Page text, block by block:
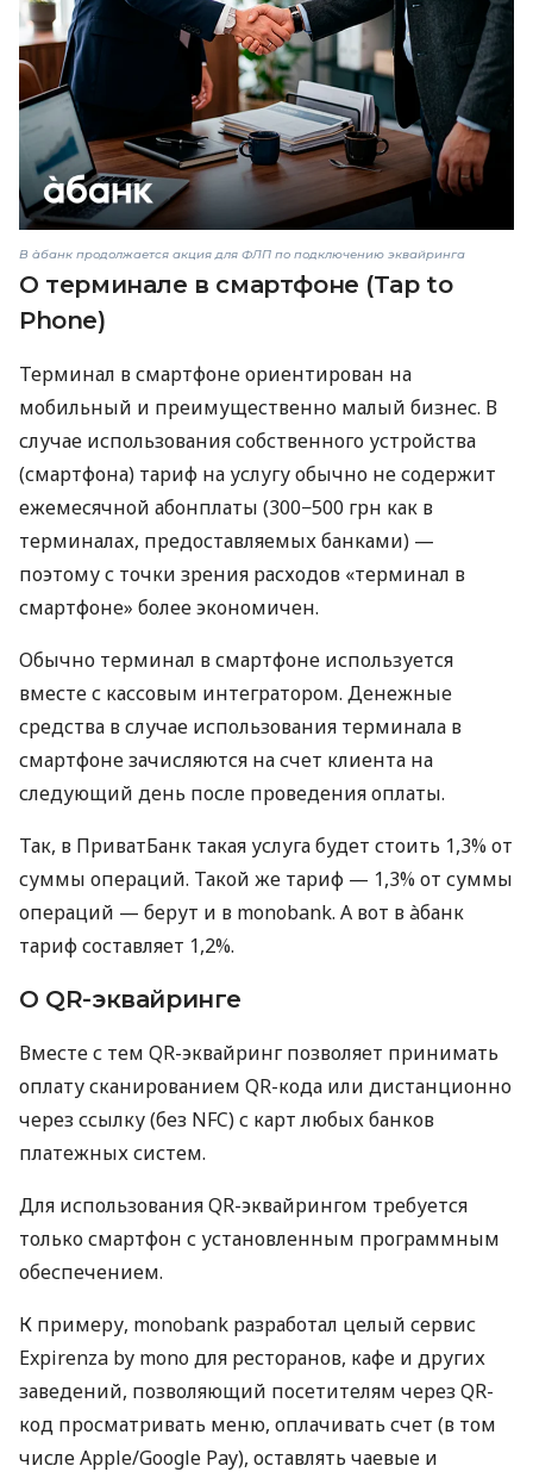
В àбанк продолжается акция для ФЛП по подключению эквайринга
О терминале в смартфоне (Tap to
Phone)
Терминал в смартфоне ориентирован на
мобильный и преимущественно малый бизнес. В
случае использования собственного устройства
(смартфона) тариф на услугу обычно не содержит
ежемесячной абонплаты (300−500 грн как в
терминалах, предоставляемых банками) —
поэтому с точки зрения расходов «терминал в
смартфоне» более экономичен.
Обычно терминал в смартфоне используется
вместе с кассовым интегратором. Денежные
средства в случае использования терминала в
смартфоне зачисляются на счет клиента на
следующий день после проведения оплаты.
Так, в ПриватБанк такая услуга будет стоить 1,3% от
суммы операций. Такой же тариф — 1,3% от суммы
операций — берут и в monobank. А вот в àбанк
тариф составляет 1,2%.
О QR-эквайринге
Вместе с тем QR-эквайринг позволяет принимать
оплату сканированием QR-кода или дистанционно
через ссылку (без NFC) с карт любых банков
платежных систем.
Для использования QR-эквайрингом требуется
только смартфон с установленным программным
обеспечением.
К примеру, monobank разработал целый сервис
Expirenza by mono для ресторанов, кафе и других
заведений, позволяющий посетителям через QR-
код просматривать меню, оплачивать счет (в том
числе Apple/Google Pay), оставлять чаевые и